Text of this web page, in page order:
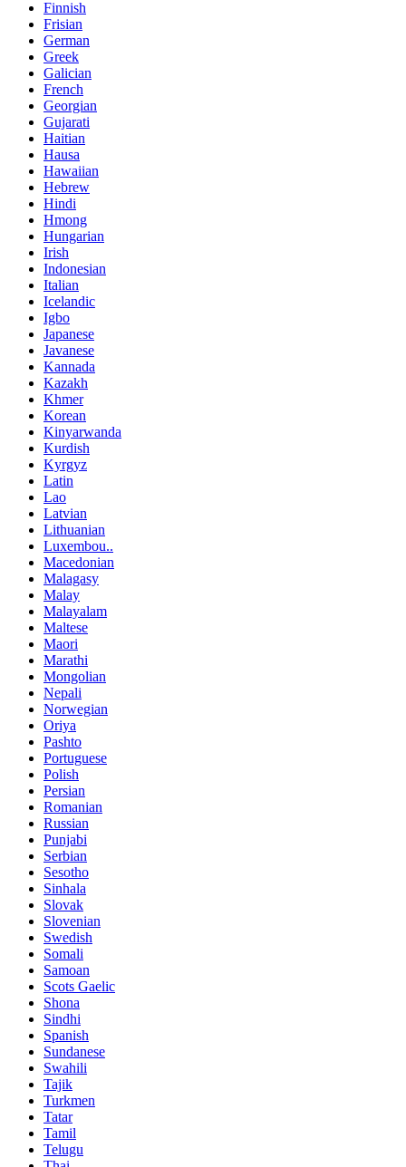
Finnish
Frisian
German
Greek
Galician
French
Georgian
Gujarati
Haitian
Hausa
Hawaiian
Hebrew
Hindi
Hmong
Hungarian
Irish
Indonesian
Italian
Icelandic
Igbo
Japanese
Javanese
Kannada
Kazakh
Khmer
Korean
Kinyarwanda
Kurdish
Kyrgyz
Latin
Lao
Latvian
Lithuanian
Luxembou..
Macedonian
Malagasy
Malay
Malayalam
Maltese
Maori
Marathi
Mongolian
Nepali
Norwegian
Oriya
Pashto
Portuguese
Polish
Persian
Romanian
Russian
Punjabi
Serbian
Sesotho
Sinhala
Slovak
Slovenian
Swedish
Somali
Samoan
Scots Gaelic
Shona
Sindhi
Spanish
Sundanese
Swahili
Tajik
Turkmen
Tatar
Tamil
Telugu